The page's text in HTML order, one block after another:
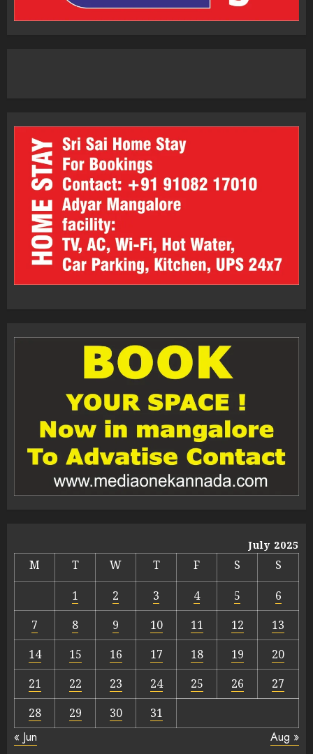
July 2025
M T W T F S
S
1
2 3 4 5
6
7
8 9 10 11 12
13
14
15 16 17 18 19
20
21
22 23 24 25 26
27
28
29 30 31
« Jun Aug »